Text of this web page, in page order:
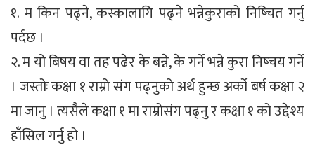
१. म किन पढ्ने, कस्कालागि पढ्ने भन्नेकुराको निष्चित गर्नु
पर्दछ ।
२. म यो बिषय वा तह पढेर के बन्ने, के गर्ने भन्ने कुरा निष्चय गर्ने
। जस्तोः कक्षा १ राम्रो संग पढ्नुको अर्थ हुन्छ अर्को बर्ष कक्षा २
मा जानु । त्यसैले कक्षा १ मा राम्रोसंग पढ्नु र कक्षा १ को उद्देश्य
हाँसिल गर्नु हो ।